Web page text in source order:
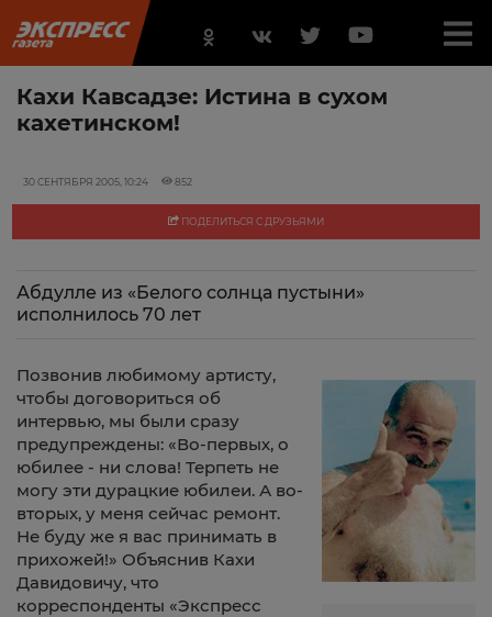
Кахи Кавсадзе: Истина в сухом
кахетинском!
30 СЕНТЯБРЯ 2005, 10:24 852
ПОДЕЛИТЬСЯ С ДРУЗЬЯМИ
Абдулле из «Белого солнца пустыни»
исполнилось 70 лет
Позвонив любимому артисту,
чтобы договориться об
интервью, мы были сразу
предупреждены: «Во-первых, о
юбилее - ни слова! Терпеть не
могу эти дурацкие юбилеи. А во-
вторых, у меня сейчас ремонт.
Не буду же я вас принимать в
прихожей!» Объяснив Кахи
Давидовичу, что
корреспонденты «Экспресс